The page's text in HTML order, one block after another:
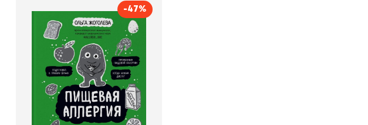
-47%
Пищевая аллергия. Как с
ней справиться?
Ольга Жоголева
Издательство
Бомбора